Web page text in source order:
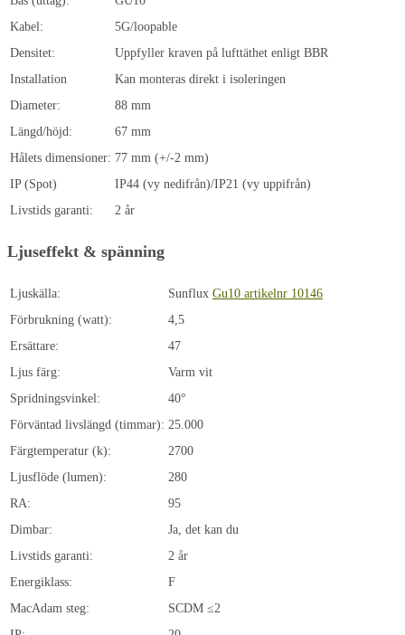
Kabel:
5G/loopable
Densitet:
Uppfyller kraven på lufttäthet enligt BBR
Installation
Kan monteras direkt i isoleringen
Diameter:
88 mm
Längd/höjd:
67 mm
Hålets dimensioner: 77 mm (+/-2 mm)
IP (Spot)
IP44 (vy nedifrån)/IP21 (vy uppifrån)
Livstids garanti:
2 år
Ljuseffekt & spänning
Ljuskälla: Sunflux Gu10 artikelnr 10146
Förbrukning (watt):
4,5
Ersättare:
47
Ljus färg:
Varm vit
Spridningsvinkel:
40°
Förväntad livslängd (timmar): 25.000
Färgtemperatur (k):
2700
Ljusflöde (lumen):
280
RA:
95
Dimbar:
Ja, det kan du
Livstids garanti:
2 år
Energiklass:
F
MacAdam steg:
SCDM ≤2